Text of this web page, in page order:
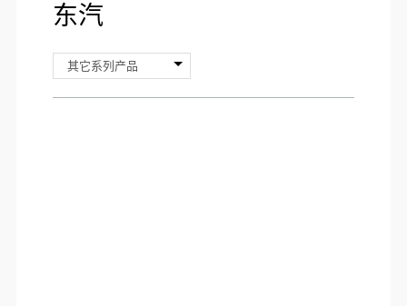
东汽
其它系列产品